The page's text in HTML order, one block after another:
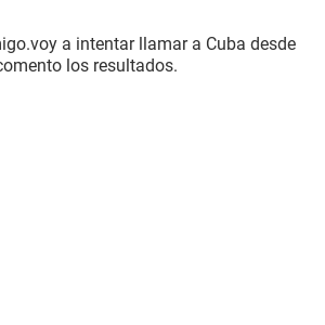
a intentar llamar a Cuba desde
los resultados.